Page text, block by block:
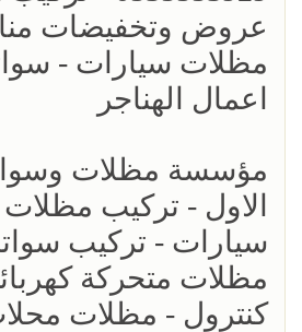
عروض وتخفيضات
مظلات سيارات -
اعمال الهناجر
مؤسسة مظلات وسواتر
الاول - تركيب
سيارات - تركيب
مظلات متحركة
كنترول - مظلات